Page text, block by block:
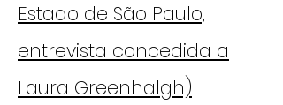
Estado de São Paulo,
entrevista concedida a
Laura Greenhalgh)